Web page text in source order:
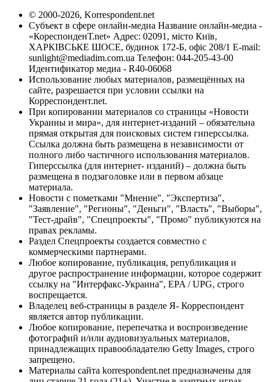
© 2000-2026, Korrespondent.net
Субъект в сфере онлайн-медиа Название онлайн-медиа -
«КореспонденТ.net» Адрес: 02091, місто Київ,
ХАРКІВСЬКЕ ШОСЕ, будинок 172-Б, офіс 208/1 E-mail:
sunlight@mediadim.com.ua Телефон: 044-205-43-00
Идентификатор медиа - R40-06068
Использование любых материалов, размещённых на
сайте, разрешается при условии ссылки на
Корреспондент.net.
При копировании материалов со страницы «Новости
Украины и мира», для интернет-изданий – обязательна
прямая открытая для поисковых систем гиперссылка.
Ссылка должна быть размещена в независимости от
полного либо частичного использования материалов.
Гиперссылка (для интернет- изданий) – должна быть
размещена в подзаголовке или в первом абзаце
материала.
Новости с пометками "Мнение", "Экспертиза",
"Заявление", "Регионы", "Деньги", "Власть", "Выборы",
"Тест-драйв", "Спецпроекты", "Промо" публикуются на
правах рекламы.
Раздел Спецпроекты создается совместно с
коммерческими партнерами.
Любое копирование, публикация, републикация и
другое распространение информации, которое содержит
ссылку на "Интерфакс-Украина", EPA / UPG, строго
воспрещается.
Владелец веб-страницы в разделе Я- Корреспондент
является автор публикации.
Любое копирование, перепечатка и воспроизведение
фотографий и/или аудиовизуальных материалов,
принадлежащих правообладателю Getty Images, строго
запрещено.
Материалы сайта korrespondent.net предназначены для